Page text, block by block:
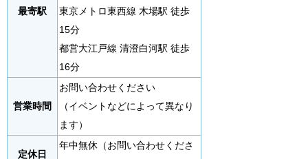
最寄駅
東京メトロ東西線 木場駅 徒歩
15分
都営大江戸線 清澄白河駅 徒歩
16分
営業時間
お問い合わせください
（イベントなどによって異なり
ます）
定休日
年中無休（お問い合わせくださ